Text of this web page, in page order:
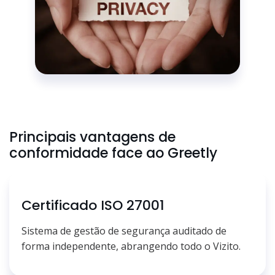
Principais vantagens de
conformidade face ao Greetly
Certificado ISO 27001
Sistema de gestão de segurança auditado de
forma independente, abrangendo todo o Vizito.